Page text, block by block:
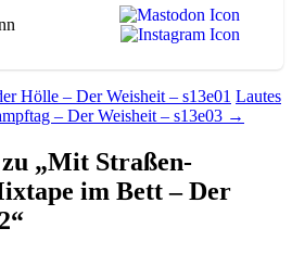
Hölle – Der Weisheit – s13e01 Lautes
– Der Weisheit – s13e03 →
„Mit Straßen-
im Bett – Der
“